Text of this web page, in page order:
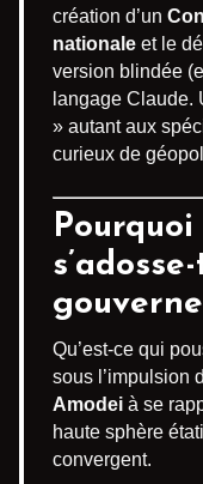
création d’un
nationale et le
version blindée
langage Claude.
» autant aux
curieux de
Qu’est-ce qui
sous l’impulsion
Amodei à se
haute sphère
convergent.